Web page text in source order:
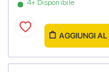
4+ Disponibile
AGGIUNGI